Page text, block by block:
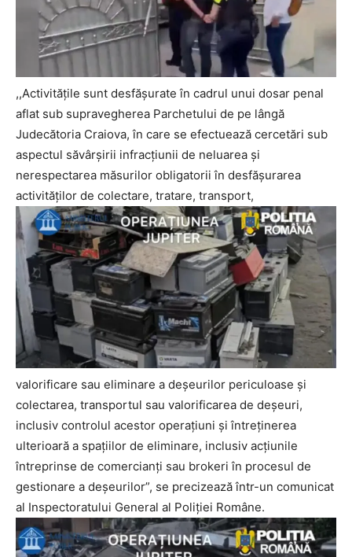
,,Activitățile sunt desfășurate în cadrul unui dosar penal
aflat sub supravegherea Parchetului de pe lângă
Judecătoria Craiova, în care se efectuează cercetări sub
aspectul săvârșirii infracțiunii de neluarea și
nerespectarea măsurilor obligatorii în desfășurarea
activităților de colectare, tratare, transport,
valorificare sau eliminare a deșeurilor periculoase și
colectarea, transportul sau valorificarea de deșeuri,
inclusiv controlul acestor operațiuni și întreținerea
ulterioară a spațiilor de eliminare, inclusiv acțiunile
întreprinse de comercianți sau brokeri în procesul de
gestionare a deșeurilor”, se precizează într-un comunicat
al Inspectoratului General al Poliției Române.